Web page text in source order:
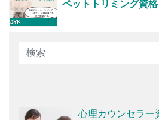
ペットトリミング資格
心理カウンセラー